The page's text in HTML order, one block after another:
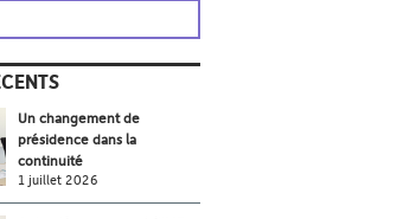
Un changement de
présidence dans la
continuité
1 juillet 2026